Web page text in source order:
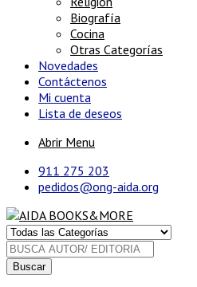
Biografía
Cocina
Otras Categorías
Novedades
Contáctenos
Mi cuenta
Lista de deseos
Abrir Menu
911 275 203
pedidos@ong-aida.org
Buscar